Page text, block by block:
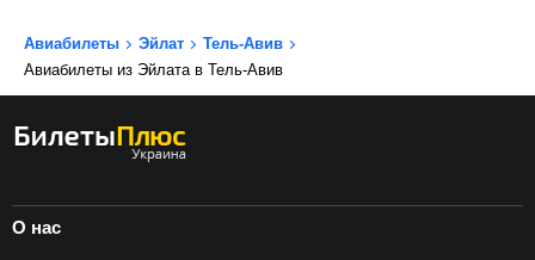
Авиабилеты Эйлат
Тель-Авив
Авиабилеты из Эйлата в Тель-Авив
О нас